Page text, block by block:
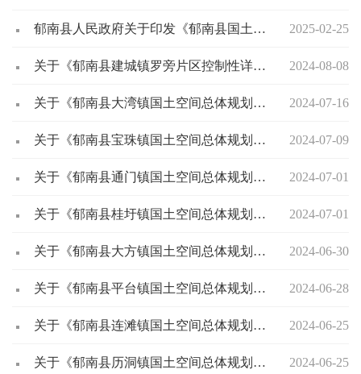
郁南县人民政府关于印发《郁南县国土空间总体规划（2021-2035年）》的通知（郁府〔2025〕18号） 2025-02-25
关于《郁南县建城镇罗旁片区控制性详细规划》的批后公告 2024-08-08
关于《郁南县大湾镇国土空间总体规划（2021-2035年）》的公告 2024-07-16
关于《郁南县宝珠镇国土空间总体规划（2021-2035年）》公示的公告 2024-07-09
关于《郁南县通门镇国土空间总体规划（2021-2035年）》公示的公告 2024-07-01
关于《郁南县桂圩镇国土空间总体规划（2021-2035年）》公示的公告 2024-07-01
关于《郁南县大方镇国土空间总体规划（2021-2035年）》公示的公告 2024-06-30
关于《郁南县平台镇国土空间总体规划（2021-2035年）》公示的公告 2024-06-28
关于《郁南县连滩镇国土空间总体规划（2021-2035年）》的公告 2024-06-25
关于《郁南县历洞镇国土空间总体规划（2021-2035年）》公示的公告 2024-06-25